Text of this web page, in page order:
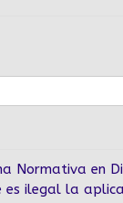
Normativa en
es ilegal la